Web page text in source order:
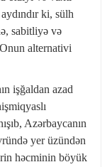
ki, sülh
sabitliyə və
alternativi
işğaldan azad
Azərbaycanın
yer üzündən
həcminin böyük